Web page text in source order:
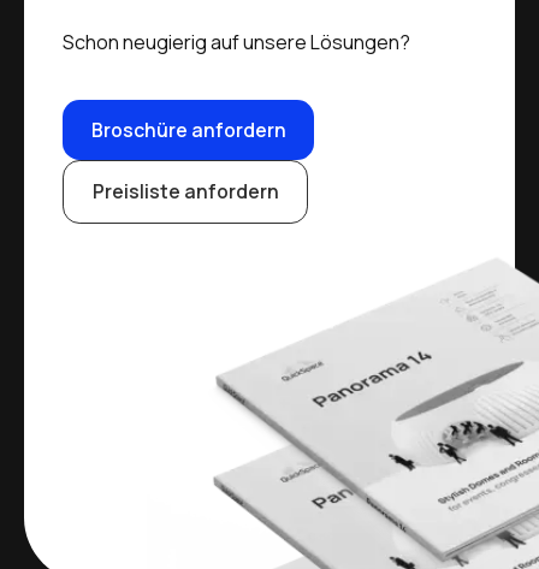
Schon neugierig auf unsere Lösungen?
Broschüre anfordern
Preisliste anfordern